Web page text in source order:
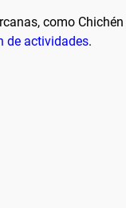
como
de actividades.